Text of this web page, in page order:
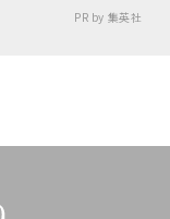
PR by 集英社